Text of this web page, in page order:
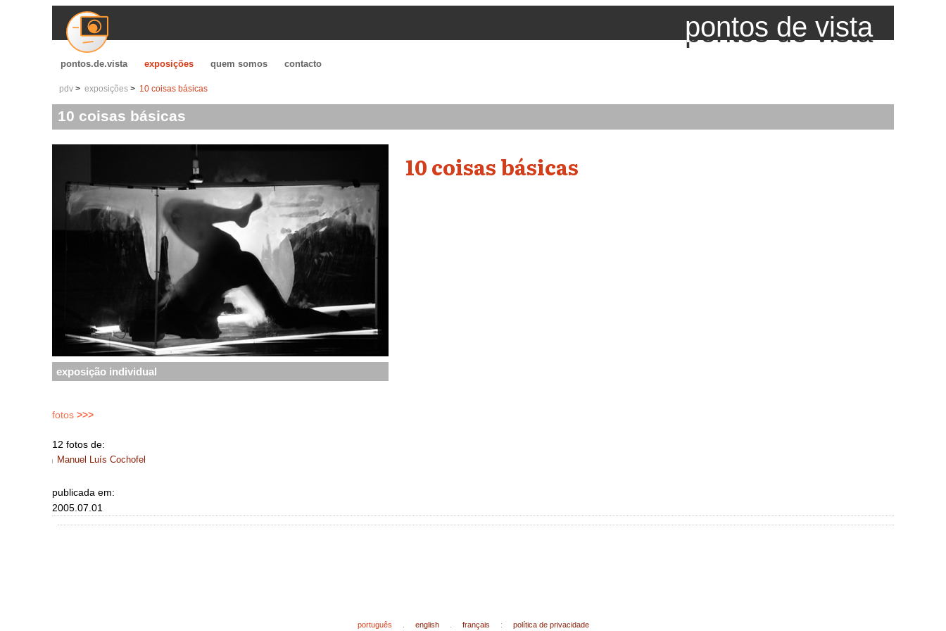
pontos de vista
pontos.de.vista exposições quem somos contacto
pdv exposições 10 coisas básicas
10 coisas básicas
exposição individual
fotos>>>
12 fotos de:
Manuel Luís Cochofel
publicada em:
2005.07.01
10 coisas básicas
português english français : política de privacidade